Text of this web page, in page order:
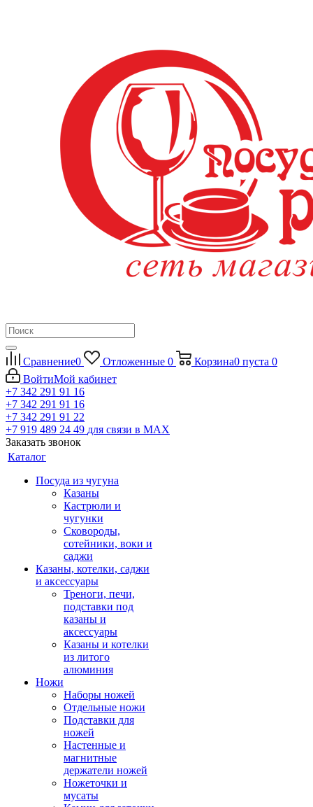
Сравнение0 Отложенные 0 Корзина0 пуста 0
ВойтиМой кабинет
+7 342 291 91 16
+7 342 291 91 16
+7 342 291 91 22
+7 919 489 24 49 для связи в МАХ
Заказать звонок
Каталог
Посуда из чугуна
Казаны
Кастрюли и
чугунки
Сковороды,
сотейники, воки и
саджи
Казаны, котелки, саджи
и аксессуары
Треноги, печи,
подставки под
казаны и
аксессуары
Казаны и котелки
из литого
алюминия
Ножи
Наборы ножей
Отдельные ножи
Подставки для
ножей
Настенные и
магнитные
держатели ножей
Ножеточки и
мусаты